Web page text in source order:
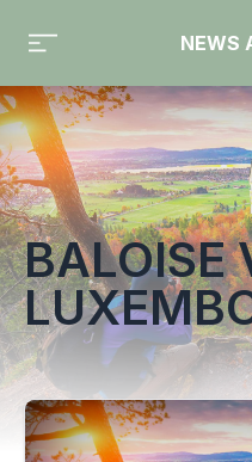
NEWS
Toute l'actualité sur le tag
BALOISE